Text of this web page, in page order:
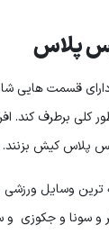
پلاس
قسمت هایی
کلی برطرف کند.
پلاس کیش بزنند.
ترین وسایل ورزشی
سونا و جکوزی و